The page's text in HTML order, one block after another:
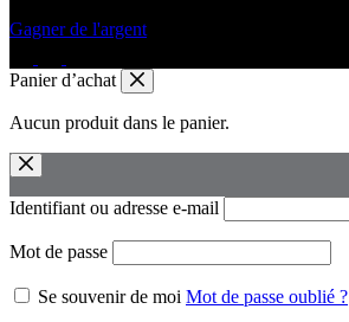
Gagner de l'argent
Panier d’achat
Aucun produit dans le panier.
Identifiant ou adresse e-mail
Mot de passe
Se souvenir de moi Mot de passe oublié ?